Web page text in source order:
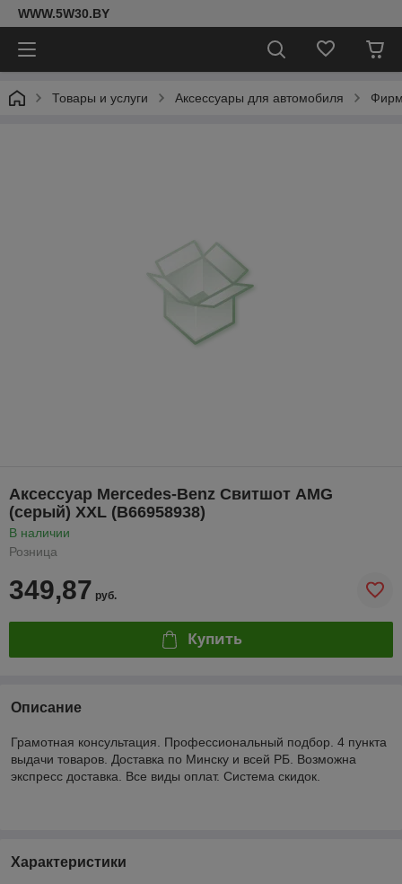
WWW.5W30.BY
Товары и услуги Аксессуары для автомобиля
Аксессуар Mercedes-Benz Свитшот AMG
(серый) XXL (B66958938)
В наличии
Розница
349,87 руб.
Купить
Описание
Грамотная консультация. Профессиональный подбор. 4 пункта
выдачи товаров. Доставка по Минску и всей РБ. Возможна
экспресс доставка. Все виды оплат. Система скидок.
Характеристики